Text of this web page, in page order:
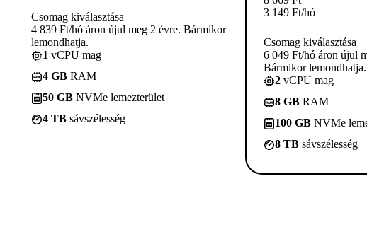
Csomag kiválasztása
4 839 Ft/hó áron újul meg 2 évre. Bármikor
lemondhatja.
1 vCPU mag
4 GB RAM
50 GB NVMe lemezterület
4 TB sávszélesség
3 149 Ft/hó
Csomag kiválasztása
6 049 Ft/hó áron újul
Bármikor lemondhatja.
2 vCPU mag
8 GB RAM
100 GB NVMe
8 TB sávszélesség